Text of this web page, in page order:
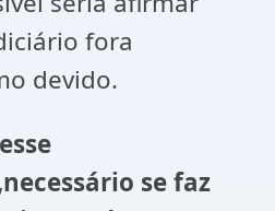
fora
devido.
se faz